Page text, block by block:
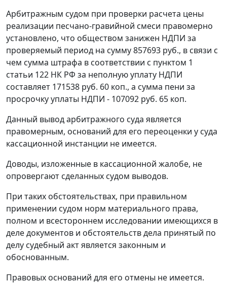
Арбитражным судом при проверки расчета цены
реализации песчано-гравийной смеси правомерно
установлено, что обществом занижен НДПИ за
проверяемый период на сумму 857693 руб., в связи с
чем сумма штрафа в соответствии с пунктом 1
статьи 122 НК РФ за неполную уплату НДПИ
составляет 171538 руб. 60 коп., а сумма пени за
просрочку уплаты НДПИ - 107092 руб. 65 коп.
Данный вывод арбитражного суда является
правомерным, оснований для его переоценки у суда
кассационной инстанции не имеется.
Доводы, изложенные в кассационной жалобе, не
опровергают сделанных судом выводов.
При таких обстоятельствах, при правильном
применении судом норм материального права,
полном и всестороннем исследовании имеющихся в
деле документов и обстоятельств дела принятый по
делу судебный акт является законным и
обоснованным.
Правовых оснований для его отмены не имеется.